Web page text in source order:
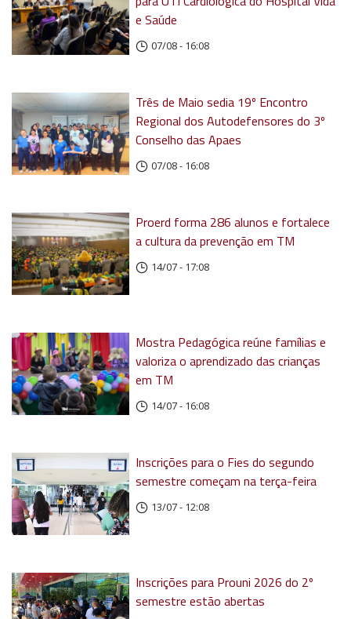
e Saúde
07/08 - 16:08
Três de Maio sedia 19º Encontro
Regional dos Autodefensores do 3º
Conselho das Apaes
07/08 - 16:08
Proerd forma 286 alunos e fortalece
a cultura da prevenção em TM
14/07 - 17:08
Mostra Pedagógica reúne famílias e
valoriza o aprendizado das crianças
em TM
14/07 - 16:08
Inscrições para o Fies do segundo
semestre começam na terça-feira
13/07 - 12:08
Inscrições para Prouni 2026 do 2º
semestre estão abertas